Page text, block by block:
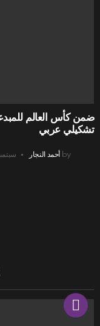
ضمن كأس العالم
تشكيلي عربي
by أحمد النجار سبتمبر 3, 2021,